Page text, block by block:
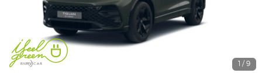
1 / 9